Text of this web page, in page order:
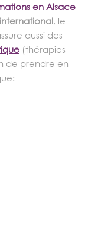
en Alsace
, le
aussi des
(thérapies
de prendre en